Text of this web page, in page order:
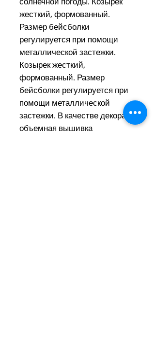
жесткий, формованный.
Размер бейсболки
регулируется при помощи
металлической застежки.
Козырек жесткий,
формованный. Размер
бейсболки регулируется при
помощи металлической
застежки. В качестве декора
объемная вышивка